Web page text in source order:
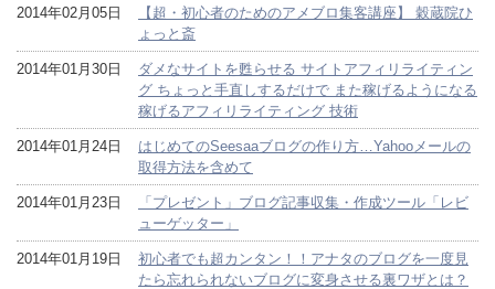
2014年02月05日
【超・初心者のためのアメブロ集客講座】 穀蔵院ひ
ょっと斎
2014年01月30日
ダメなサイトを甦らせる サイトアフィリライティン
グ ちょっと手直しするだけで また稼げるようになる
稼げるアフィリライティング 技術
2014年01月24日
はじめてのSeesaaブログの作り方…Yahooメールの
取得方法を含めて
2014年01月23日
「プレゼント」ブログ記事収集・作成ツール「レビ
ューゲッター」
2014年01月19日
初心者でも超カンタン！！アナタのブログを一度見
たら忘れられないブログに変身させる裏ワザとは？